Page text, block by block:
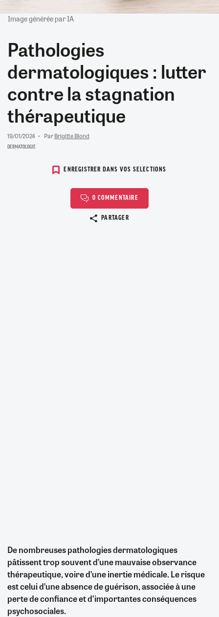
Image générée par IA
Pathologies
dermatologiques : lutter
contre la stagnation
thérapeutique
19/01/2024 ParBrigitte Blond
DERMATOLOGIE
ENREGISTRER DANS VOS SELECTIONS
0 COMMENTAIRE
PARTAGER
De nombreuses pathologies dermatologiques
pâtissent trop souvent d’une mauvaise observance
thérapeutique, voire d’une inertie médicale. Le risque
est celui d’une absence de guérison, associée à une
perte de confiance et d’importantes conséquences
psychosociales.